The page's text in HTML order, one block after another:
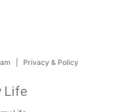
Privacy & Policy
Life